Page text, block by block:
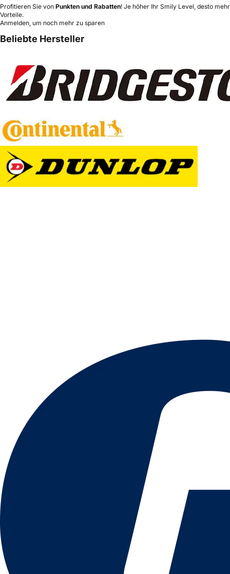
Profitieren Sie von Punkten und Rabatten! Je höher Ihr Smily Level, desto mehr
Vorteile.
Anmelden, um noch mehr zu sparen
Beliebte Hersteller